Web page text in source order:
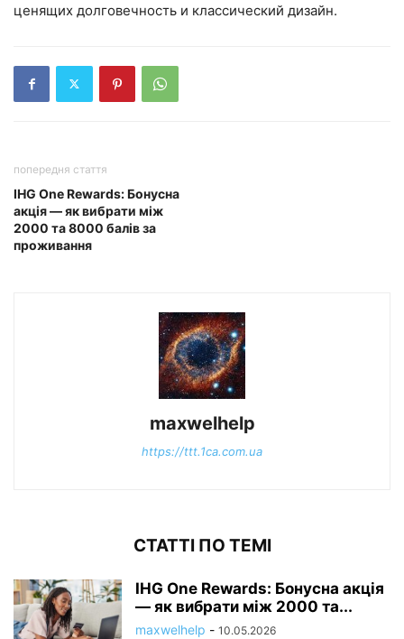
ценящих долговечность и классический дизайн.
попередня стаття
IHG One Rewards: Бонусна
акція — як вибрати між
2000 та 8000 балів за
проживання
maxwelhelp
https://ttt.1ca.com.ua
СТАТТІ ПО ТЕМІ
IHG One Rewards: Бонусна акція
— як вибрати між 2000 та...
maxwelhelp - 10.05.2026